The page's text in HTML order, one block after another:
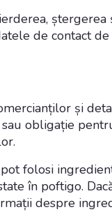
de contact
și
obligație
folosi
în poftigo.
despre